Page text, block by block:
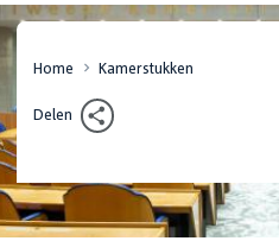
Home Kamerstukken
Delen